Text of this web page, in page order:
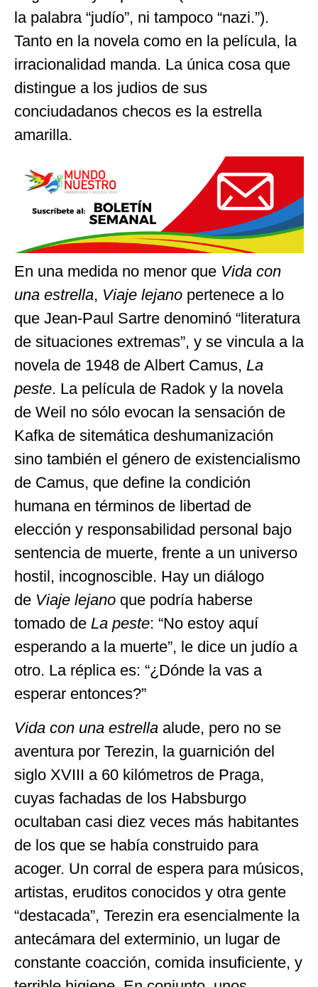
la palabra “judío”, ni tampoco “nazi.”).
Tanto en la novela como en la película, la
irracionalidad manda. La única cosa que
distingue a los judios de sus
conciudadanos checos es la estrella
amarilla.
En una medida no menor que Vida con
una estrella, Viaje lejano pertenece a lo
que Jean-Paul Sartre denominó “literatura
de situaciones extremas”, y se vincula a la
novela de 1948 de Albert Camus, La
peste. La película de Radok y la novela
de Weil no sólo evocan la sensación de
Kafka de sitemática deshumanización
sino también el género de existencialismo
de Camus, que define la condición
humana en términos de libertad de
elección y responsabilidad personal bajo
sentencia de muerte, frente a un universo
hostil, incognoscible. Hay un diálogo
de Viaje lejano que podría haberse
tomado de La peste: “No estoy aquí
esperando a la muerte”, le dice un judío a
otro. La réplica es: “¿Dónde la vas a
esperar entonces?”
Vida con una estrella alude, pero no se
aventura por Terezin, la guarnición del
siglo XVIII a 60 kilómetros de Praga,
cuyas fachadas de los Habsburgo
ocultaban casi diez veces más habitantes
de los que se había construido para
acoger. Un corral de espera para músicos,
artistas, eruditos conocidos y otra gente
“destacada”, Terezin era esencialmente la
antecámara del exterminio, un lugar de
constante coacción, comida insuficiente, y